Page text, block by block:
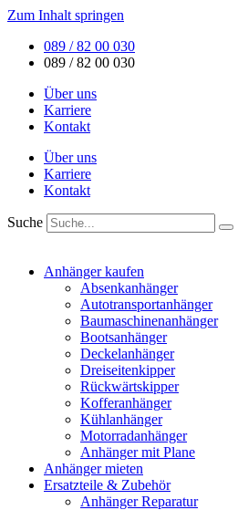
Zum Inhalt springen
089 / 82 00 030
089 / 82 00 030
Über uns
Karriere
Kontakt
Über uns
Karriere
Kontakt
Suche
Anhänger kaufen
Absenkanhänger
Autotransportanhänger
Baumaschinenanhänger
Bootsanhänger
Deckelanhänger
Dreiseitenkipper
Rückwärtskipper
Kofferanhänger
Kühlanhänger
Motorradanhänger
Anhänger mit Plane
Anhänger mieten
Ersatzteile & Zubehör
Anhänger Reparatur